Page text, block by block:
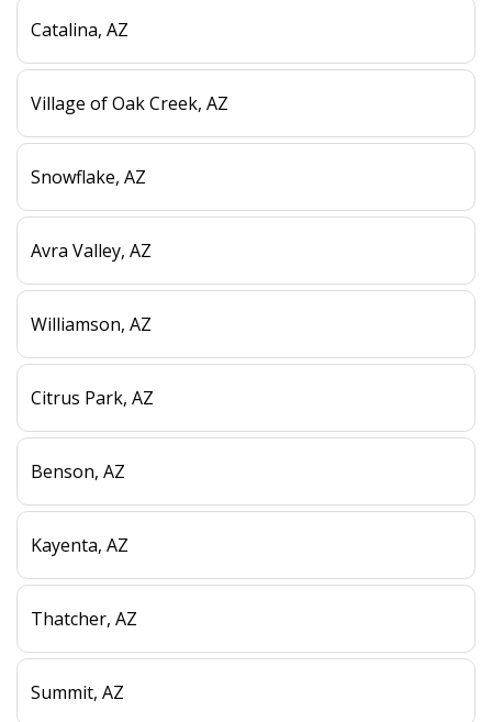
Catalina, AZ
Village of Oak Creek, AZ
Snowflake, AZ
Avra Valley, AZ
Williamson, AZ
Citrus Park, AZ
Benson, AZ
Kayenta, AZ
Thatcher, AZ
Summit, AZ